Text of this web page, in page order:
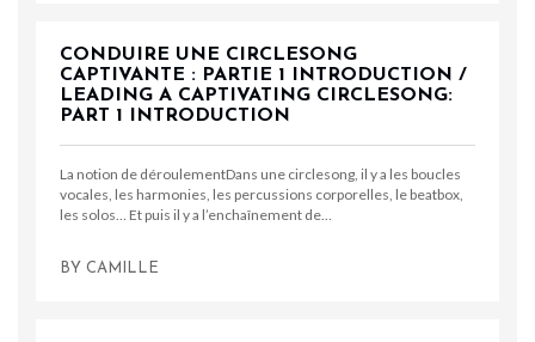
CONDUIRE UNE CIRCLESONG
CAPTIVANTE : PARTIE 1 INTRODUCTION /
LEADING A CAPTIVATING CIRCLESONG:
PART 1 INTRODUCTION
La notion de déroulementDans une circlesong, il y a les boucles
vocales, les harmonies, les percussions corporelles, le beatbox,
les solos… Et puis il y a l’enchaînement de…
BY CAMILLE